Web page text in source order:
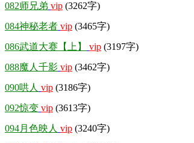
082师兄弟 vip (3262字)
084神秘老者 vip (3465字)
086武道大赛【上】
vip (3197字)
088魔人千影 vip (3462字)
090哄人 vip (3186字)
092惊变 vip (3613字)
094月色映人 vip (3240字)